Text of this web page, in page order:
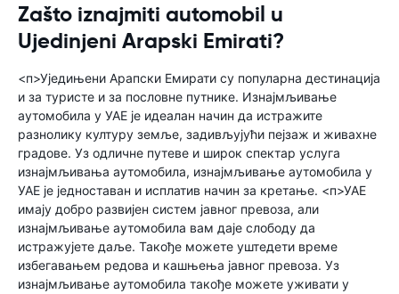
Zašto iznajmiti automobil u
Ujedinjeni Arapski Emirati?
<п>Уједињени Арапски Емирати су популарна дестинација
и за туристе и за пословне путнике. Изнајмљивање
аутомобила у УАЕ је идеалан начин да истражите
разнолику културу земље, задивљујући пејзаж и живахне
градове. Уз одличне путеве и широк спектар услуга
изнајмљивања аутомобила, изнајмљивање аутомобила у
УАЕ је једноставан и исплатив начин за кретање. <п>УАЕ
имају добро развијен систем јавног превоза, али
изнајмљивање аутомобила вам даје слободу да
истражујете даље. Такође можете уштедети време
избегавањем редова и кашњења јавног превоза. Уз
изнајмљивање аутомобила такође можете уживати у